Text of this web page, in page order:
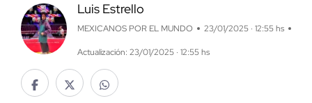
Luis Estrello
MEXICANOS POR EL MUNDO 23/01/2025 · 12:55 hs
Actualización: 23/01/2025 · 12:55 hs